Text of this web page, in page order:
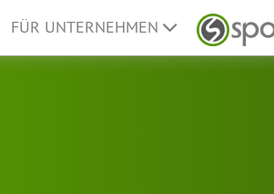
FÜR UNTERNEHMEN